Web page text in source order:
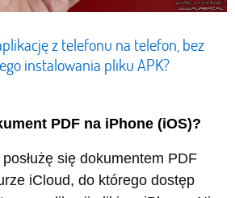
z telefonu na telefon, bez
instalowania pliku APK?
PDF na iPhone (iOS)?
się dokumentem PDF
iCloud, do którego dostęp